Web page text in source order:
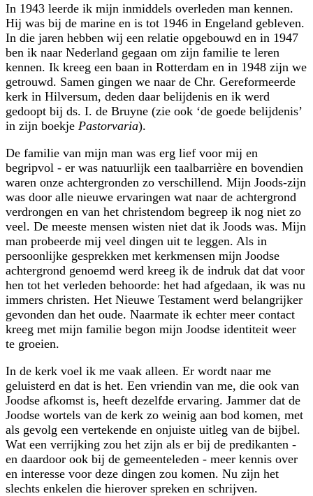
In 1943 leerde ik mijn inmiddels overleden man kennen.
Hij was bij de marine en is tot 1946 in Engeland gebleven.
In die jaren hebben wij een relatie opgebouwd en in 1947
ben ik naar Nederland gegaan om zijn familie te leren
kennen. Ik kreeg een baan in Rotterdam en in 1948 zijn we
getrouwd. Samen gingen we naar de Chr. Gereformeerde
kerk in Hilversum, deden daar belijdenis en ik werd
gedoopt bij ds. I. de Bruyne (zie ook ‘de goede belijdenis’
in zijn boekje Pastorvaria).
De familie van mijn man was erg lief voor mij en
begripvol - er was natuurlijk een taalbarrière en bovendien
waren onze achtergronden zo verschillend. Mijn Joods-zijn
was door alle nieuwe ervaringen wat naar de achtergrond
verdrongen en van het christendom begreep ik nog niet zo
veel. De meeste mensen wisten niet dat ik Joods was. Mijn
man probeerde mij veel dingen uit te leggen. Als in
persoonlijke gesprekken met kerkmensen mijn Joodse
achtergrond genoemd werd kreeg ik de indruk dat dat voor
hen tot het verleden behoorde: het had afgedaan, ik was nu
immers christen. Het Nieuwe Testament werd belangrijker
gevonden dan het oude. Naarmate ik echter meer contact
kreeg met mijn familie begon mijn Joodse identiteit weer
te groeien.
In de kerk voel ik me vaak alleen. Er wordt naar me
geluisterd en dat is het. Een vriendin van me, die ook van
Joodse afkomst is, heeft dezelfde ervaring. Jammer dat de
Joodse wortels van de kerk zo weinig aan bod komen, met
als gevolg een vertekende en onjuiste uitleg van de bijbel.
Wat een verrijking zou het zijn als er bij de predikanten -
en daardoor ook bij de gemeenteleden - meer kennis over
en interesse voor deze dingen zou komen. Nu zijn het
slechts enkelen die hierover spreken en schrijven.